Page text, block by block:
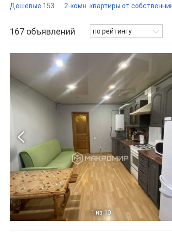
Дешевые 153 2-комн. квартиры от
167 объявлений по рейтингу
1 из 10